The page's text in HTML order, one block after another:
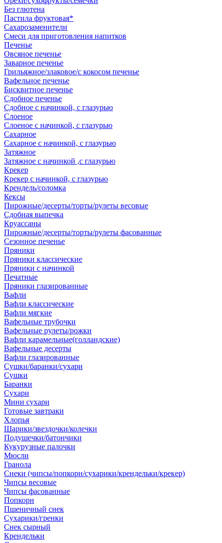
Без глютена
Пастила фруктовая*
Сахарозаменители
Смеси для приготовления напитков
Печенье
Овсяное печенье
Заварное печенье
Грильяжное/злаковое/с кокосом печенье
Вафельное печенье
Бисквитное печенье
Сдобное печенье
Сдобное с начинкой, с глазурью
Слоеное
Слоеное с начинкой, с глазурью
Сахарное
Сахарное с начинкой, с глазурью
Затяжное
Затяжное с начинкой ,с глазурью
Крекер
Крекер с начинкой, с глазурью
Крендель/соломка
Кексы
Пирожные/десерты/торты/рулеты весовые
Сдобная выпечка
Круассаны
Пирожные/десерты/торты/рулеты фасованные
Сезонное печенье
Пряники
Пряники классические
Пряники с начинкой
Печатные
Пряники глазированные
Вафли
Вафли классические
Вафли мягкие
Вафельные трубочки
Вафельные рулеты/рожки
Вафли карамельные(голландские)
Вафельные десерты
Вафли глазированные
Сушки/баранки/сухари
Сушки
Баранки
Сухари
Мини сухари
Готовые завтраки
Хлопья
Шарики/звездочки/колечки
Подушечки/батончики
Кукурузные палочки
Мюсли
Гранола
Снеки (чипсы/попкорн/сухарики/крендельки/крекер)
Чипсы весовые
Чипсы фасованные
Попкорн
Пшеничный снек
Сухарики/гренки
Снек сырный
Крендельки